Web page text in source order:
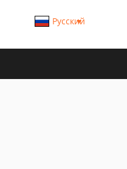
Русский